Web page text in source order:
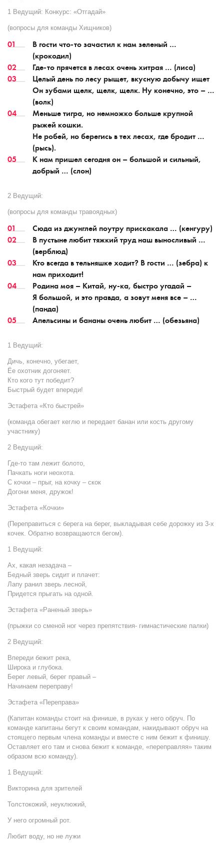
1 Ведущий: Конкурс: «Отгадай»
(вопросы для команды Хищников)
В гости что-то зачастил к нам зеленый …
(крокодил)
Где-то прячется в лесах очень хитрая … (лиса)
Целый день по лесу рыщет, вкусную добычу ищет
Он зубами щелк, щелк, щелк. Ну конечно, это – …
(волк)
Меньше тигра, но немножко больше крупной
рыжей кошки.
Не робей, но берегись в тех лесах, где бродит …
(рысь).
К нам пришел сегодня он – большой и сильный,
добрый … (слон)
2 Ведущий:
(вопросы для команды травоядных)
Сюда из джунглей поутру прискакала … (кенгуру)
В пустыне любит тяжкий труд наш выносливый …
(верблюд)
Кто всегда в тельняшке ходит? В гости … (зебра) к
нам приходит!
Родина моя – Китай, ну-ка, быстро угадай –
Я большой, и это правда, а зовут меня все – …
(панда)
Апельсины и бананы очень любит … (обезьяна)
1 Ведущий:
Дичь, конечно, убегает,
Ёе охотник догоняет.
Кто кого тут победит?
Быстрый будет впереди!
Эстафета «Кто быстрей»
(команда обегает кеглю и передает банан или кость другому
участнику)
2 Ведущий:
Где-то там лежит болото,
Пачкать ноги неохота.
С кочки – прыг, на кочку – скок
Догони меня, дружок!
Эстафета «Кочки»
(Переправиться с берега на берег, выкладывая себе дорожку из 3-х
кочек. Обратно возвращаются бегом).
1 Ведущий:
Ах, какая незадача –
Бедный зверь сидит и плачет:
Лапу ранил зверь лесной,
Придется прыгать на одной.
Эстафета «Раненый зверь»
(прыжки со сменой ног через препятствия- гимнастические палки)
2 Ведущий:
Впереди бежит река,
Широка и глубока.
Берег левый, берег правый –
Начинаем переправу!
Эстафета «Переправа»
(Капитан команды стоит на финише, в руках у него обруч. По
команде капитаны бегут к своим командам, накидывают обруч на
стоящего первым члена команды и вместе с ним бежит к финишу.
Оставляет его там и снова бежит к команде, «переправляя» таким
образом всю команду).
1 Ведущий:
Викторина для зрителей
Толстокожий, неуклюжий,
У него огромный рот.
Любит воду, но не лужи